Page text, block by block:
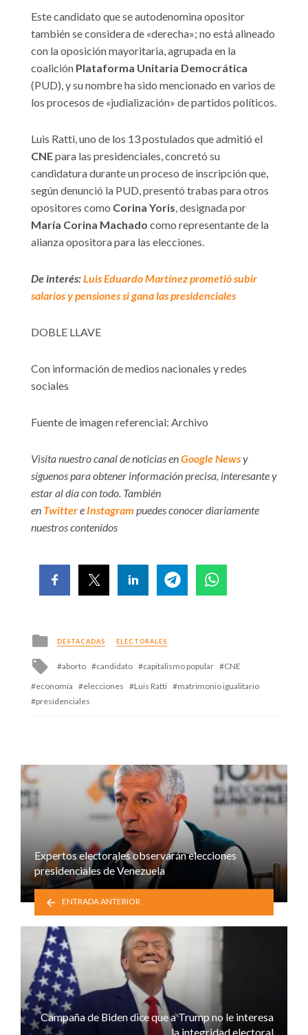
Este candidato que se autodenomina opositor
también se considera de «derecha»; no está alineado
con la oposición mayoritaria, agrupada en la
coalición Plataforma Unitaria Democrática
(PUD), y su nombre ha sido mencionado en varios de
los procesos de «judialización» de partidos políticos.
Luis Ratti, uno de los 13 postulados que admitió el
CNEpara las presidenciales, concretó su
candidatura durante un proceso de inscripción que,
según denunció la PUD, presentó trabas para otros
opositores como Corina Yoris, designada por
María Corina Machado como representante de la
alianza opositora para las elecciones.
De interés:Luis Eduardo Martínez prometió subir
salarios y pensiones si gana las presidenciales
DOBLE LLAVE
Con información de medios nacionales y redes
sociales
Fuente de imagen referencial: Archivo
Visita nuestro canal de noticias enGoogle Newsy
síguenos para obtener información precisa, interesante y
estar al día con todo. También
en Twittere Instagram puedes conocer diariamente
nuestros contenidos
Posted
in
DESTACADAS ELECTORALES
Tagged
aborto candidato capitalismo popular
CNE
economía
elecciones Luis Ratti
matrimonio igualitario
presidenciales
Expertos electorales observarán elecciones
presidenciales de Venezuela
ENTRADA ANTERIOR
Campaña de Biden dice que a Trump no le interesa
la integridad electoral